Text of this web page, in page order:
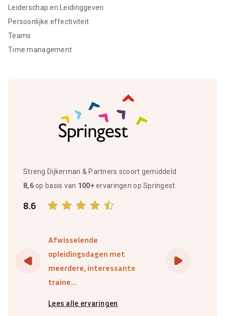
Leiderschap en Leidinggeven
Persoonlijke effectiviteit
Teams
Time management
Streng Dijkerman & Partners scoort gemiddeld
8,6op basis van 100+ervaringen op Springest.
8.6
Afwisselende
opleidingsdagen met
meerdere, interessante
traine...
Lees alle ervaringen